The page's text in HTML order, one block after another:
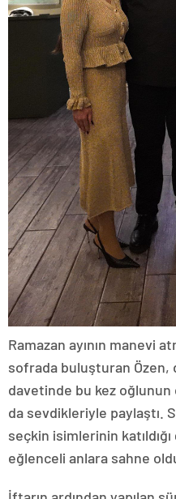
Ramazan ayının manevi
sofrada buluşturan
davetinde bu kez
da sevdikleriyle paylaştı.
seçkin isimlerinin
eğlenceli anlara sahne